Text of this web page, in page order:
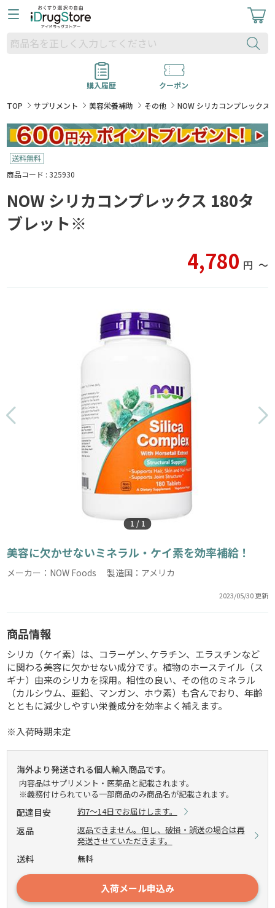
購入履歴
クーポン
TOP
サプリメント 美容栄養補助 その他 NOW シリカコンプレック
商品コード : 325930
NOW シリカコンプレックス 180タ
ブレット※
4,780 円 〜
1 / 1
美容に欠かせないミネラル・ケイ素を効率補給！
メーカー：NOW Foods 製造国：アメリカ
2023/05/30 更新
商品情報
シリカ（ケイ素）は、コラーゲン､ケラチン、エラスチンなど
に関わる美容に欠かせない成分です。植物のホーステイル（ス
ギナ）由来のシリカを採用。相性の良い、その他のミネラル
（カルシウム、亜鉛、マンガン、ホウ素）も含んでおり、年齢
とともに減少しやすい栄養成分を効率よく補えます。
※入荷時期未定
海外より発送される個人輸入商品です。
内容品はサプリメント・医薬品と記載されます。
※義務付けられている一部商品のみ商品名が記載されます。
配達目安 約7～14日でお届けします。
返品
返品できません。但し、破損・誤送の場合は再
発送させていただきます。
送料 無料
入荷メール申込み